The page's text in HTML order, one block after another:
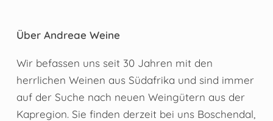
Über Andreae Weine
Wir befassen uns seit 30 Jahren mit den
herrlichen Weinen aus Südafrika und sind immer
auf der Suche nach neuen Weingütern aus der
Kapregion. Sie finden derzeit bei uns Boschendal,